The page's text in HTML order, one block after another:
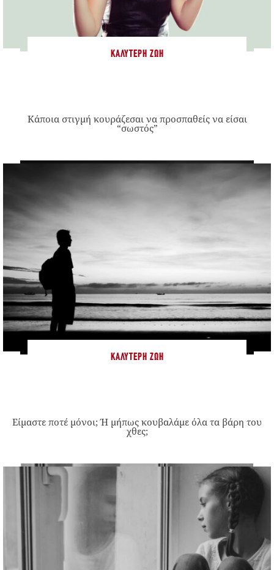
ΚΑΛΎΤΕΡΗ ΖΩΉ
Κάποια στιγμή κουράζεσαι να προσπαθείς να είσαι
“σωστός”
ΚΑΛΎΤΕΡΗ ΖΩΉ
Είμαστε ποτέ μόνοι; Ή μήπως κουβαλάμε όλα τα βάρη του
χθες;